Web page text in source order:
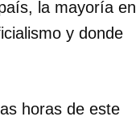
la mayoría en
y donde
horas de este